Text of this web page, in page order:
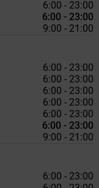
6:00 - 23:00
6:00 - 23:00
9:00 - 21:00
6:00 - 23:00
6:00 - 23:00
6:00 - 23:00
6:00 - 23:00
6:00 - 23:00
6:00 - 23:00
9:00 - 21:00
6:00 - 23:00